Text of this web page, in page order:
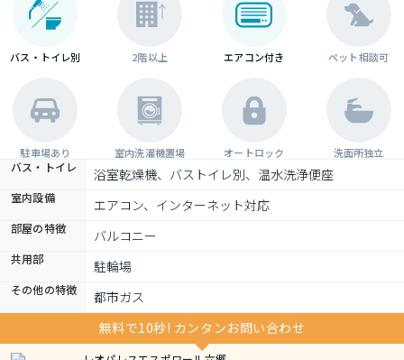
バス・トイレ別 2階以上 エアコン付き ペット相談可
駐車場あり 室内洗濯機置場 オートロック 洗面所独立
バス・トイレ 浴室乾燥機、バストイレ別、温水洗浄便座
室内設備 エアコン、インターネット対応
部屋の特徴 バルコニー
共用部 駐輪場
その他の特徴
都市ガス
無料で10秒! カンタンお問い合わせ